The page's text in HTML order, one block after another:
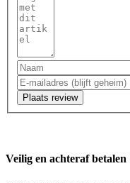
Plaats review
Veilig en achteraf betalen